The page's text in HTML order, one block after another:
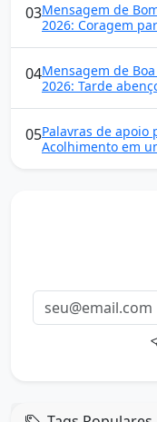
03Mensagem de
2026: Coragem
04Mensagem de
2026: Tarde
05Palavras de
Acolhimento em